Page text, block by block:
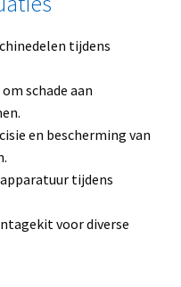
tijdens
schade aan
en bescherming van
tijdens
voor diverse